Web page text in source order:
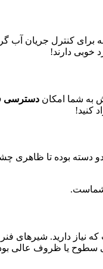
برای کنترل جریان آب
خوبی دارند!
به شما امکان دسترسی
کنید!
بوده تا ظاهری
شماست.
نیاز دارید. شیرهای
یا ظروف عالی